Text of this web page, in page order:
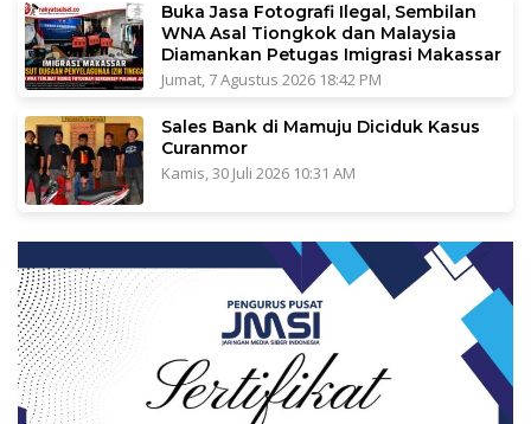
Buka Jasa Fotografi Ilegal, Sembilan
WNA Asal Tiongkok dan Malaysia
Diamankan Petugas Imigrasi Makassar
Jumat, 7 Agustus 2026 18:42 PM
Sales Bank di Mamuju Diciduk Kasus
Curanmor
Kamis, 30 Juli 2026 10:31 AM